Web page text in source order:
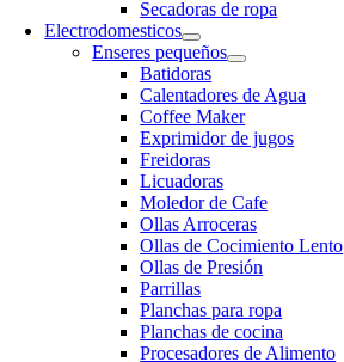
Secadoras de ropa
Electrodomesticos
Enseres pequeños
Batidoras
Calentadores de Agua
Coffee Maker
Exprimidor de jugos
Freidoras
Licuadoras
Moledor de Cafe
Ollas Arroceras
Ollas de Cocimiento Lento
Ollas de Presión
Parrillas
Planchas para ropa
Planchas de cocina
Procesadores de Alimento